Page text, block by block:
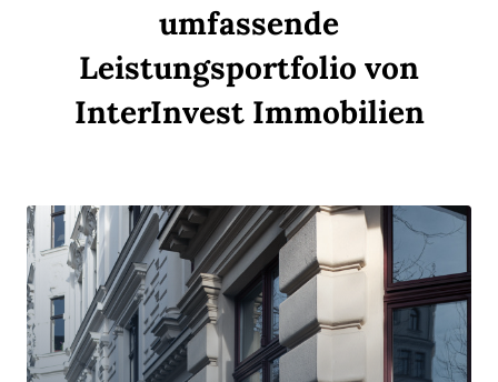
umfassende
Leistungsportfolio von
InterInvest Immobilien